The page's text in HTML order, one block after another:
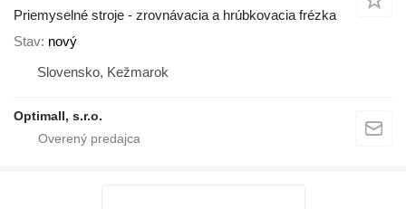
Priemyselné stroje - zrovnávacia a hrúbkovacia frézka
Stav nový
Slovensko, Kežmarok
Optimall, s.r.o.